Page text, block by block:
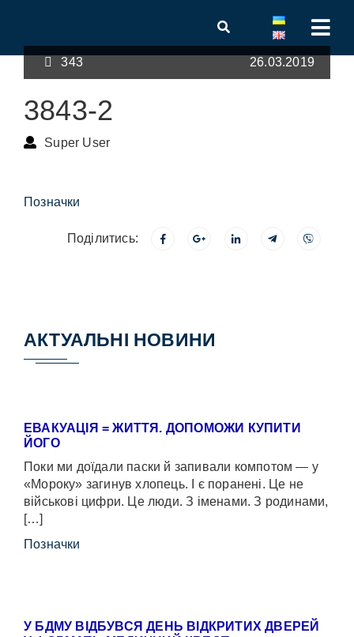
343 26.03.2019
3843-2
Super User
Позначки
Поділитись:
АКТУАЛЬНІ НОВИНИ
ЕВАКУАЦІЯ = ЖИТТЯ. ДОПОМОЖИ КУПИТИ
ЙОГО
Поки ми доїдали паски й запивали компотом — у
«Мороку» загинув хлопець. І є поранені. Це не
військові цифри. Це люди. З іменами. З родинами,
[…]
Позначки
У БДМУ ВІДБУВСЯ ДЕНЬ ВІДКРИТИХ ДВЕРЕЙ